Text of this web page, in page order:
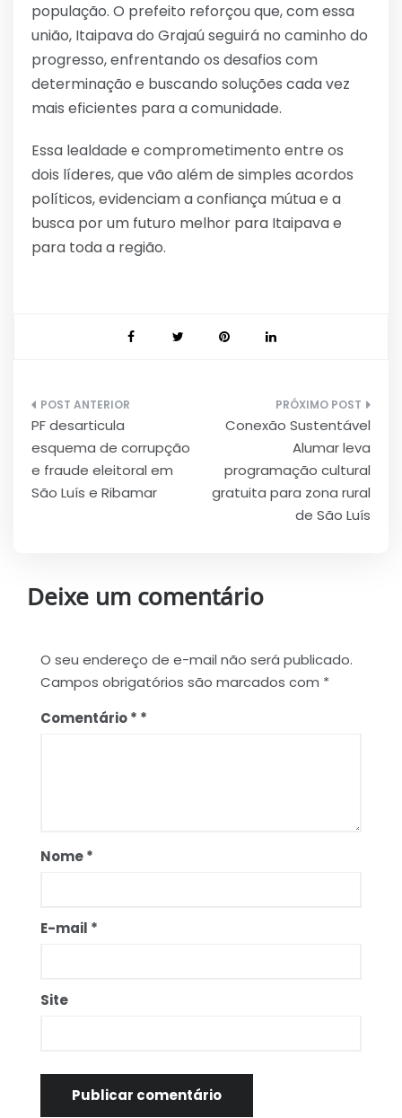
população. O prefeito reforçou que, com essa
união, Itaipava do Grajaú seguirá no caminho do
progresso, enfrentando os desafios com
determinação e buscando soluções cada vez
mais eficientes para a comunidade.
Essa lealdade e comprometimento entre os
dois líderes, que vão além de simples acordos
políticos, evidenciam a confiança mútua e a
busca por um futuro melhor para Itaipava e
para toda a região.
Navegação
de
Post
PF desarticula
esquema de corrupção
e fraude eleitoral em
São Luís e Ribamar
Conexão Sustentável
Alumar leva
programação cultural
gratuita para zona rural
de São Luís
Deixe um comentário
O seu endereço de e-mail não será publicado.
Campos obrigatórios são marcados com *
Comentário*
Nome*
E-mail *
Site